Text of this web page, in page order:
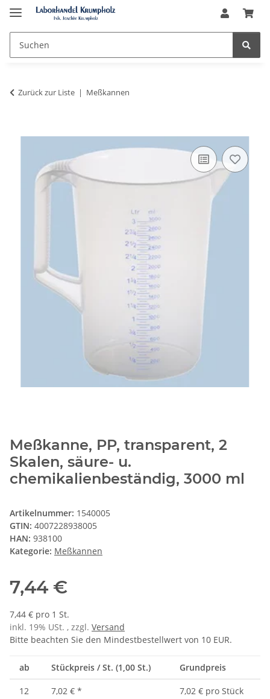
Zurück zur Liste Meßkannen
Meßkanne, PP, transparent, 2
Skalen, säure- u.
chemikalienbeständig, 3000 ml
Artikelnummer: 1540005
GTIN: 4007228938005
HAN: 938100
Kategorie: Meßkannen
7,44 €
7,44 € pro 1 St.
inkl. 19% USt. , zzgl. Versand
Bitte beachten Sie den Mindestbestellwert von 10 EUR.
ab Stückpreis / St. (1,00 St.) Grundpreis
12 7,02 € *
7,02 € pro Stück